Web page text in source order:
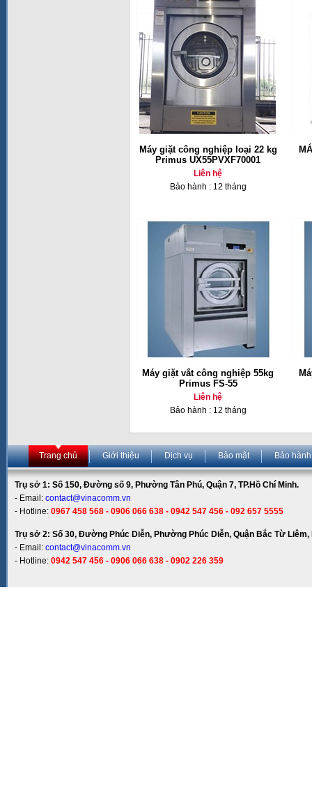
Máy giặt công nghiệp loại 22 kg
Primus UX55PVXF70001
Liên hệ
Bảo hành : 12 tháng
Máy giặt vắt công nghiệp 55kg
Primus FS-55
Liên hệ
Bảo hành : 12 tháng
Trang chủ Giới thiệu Dịch vụ Bảo mật Bảo hành
Trụ sở 1: Số 150, Đường số 9, Phường Tân Phú, Quận 7, TP.Hồ Chí Minh.
- Email: contact@vinacomm.vn
- Hotline: 0967 458 568 - 0906 066 638 - 0942 547 456 - 092 657 5555
Trụ sở 2: Số 30, Đường Phúc Diễn, Phường Phúc Diễn, Quận Bắc Từ Liêm,
- Email: contact@vinacomm.vn
- Hotline: 0942 547 456 - 0906 066 638 - 0902 226 359